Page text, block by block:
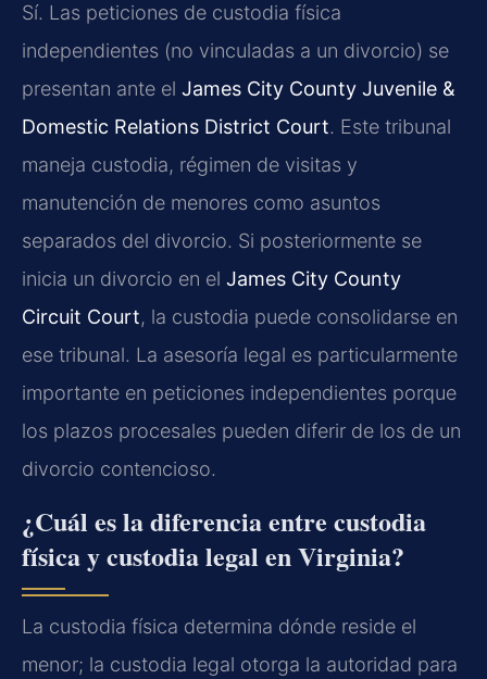
Sí. Las peticiones de custodia física
independientes (no vinculadas a un divorcio) se
presentan ante el James City County Juvenile &
Domestic Relations District Court. Este tribunal
maneja custodia, régimen de visitas y
manutención de menores como asuntos
separados del divorcio. Si posteriormente se
inicia un divorcio en el James City County
Circuit Court, la custodia puede consolidarse en
ese tribunal. La asesoría legal es particularmente
importante en peticiones independientes porque
los plazos procesales pueden diferir de los de un
divorcio contencioso.
¿Cuál es la diferencia entre custodia
física y custodia legal en Virginia?
La custodia física determina dónde reside el
menor; la custodia legal otorga la autoridad para